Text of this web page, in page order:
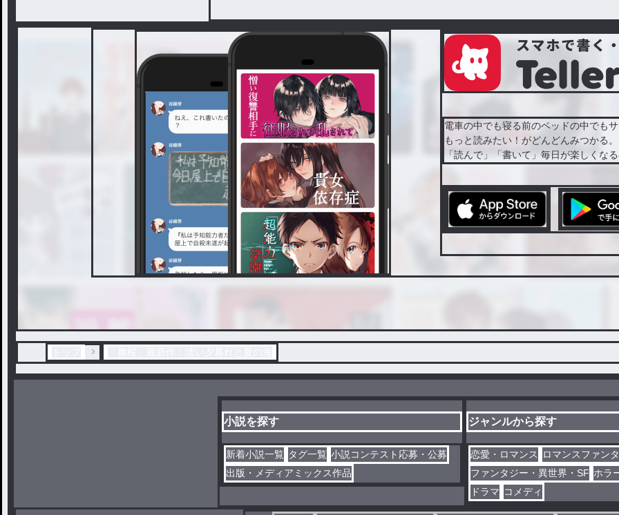
電車の中でも寝る前のベッドの中でもサ
もっと読みたい！がどんどんみつかる。
「読んで」「書いて」毎日が楽しくな
小説を探す
新着小説一覧 タグ一覧 小説コンテスト応募・公募
出版・メディアミックス作品
ジャンルから探す
恋愛・ロマンス
ロマンスファン
ファンタジー・異世界・SF ホラ
ドラマ コメディ